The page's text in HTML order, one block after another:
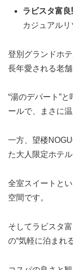
ラビスタ富良
カジュアルリ
登別グランドホ
長年愛される老舗
“湯のデパート”
ールで、まさに温
一方、望楼
た大人限定ホテル
全室スイートと
空間です。
そしてラビスタ
の“気軽に泊まれ